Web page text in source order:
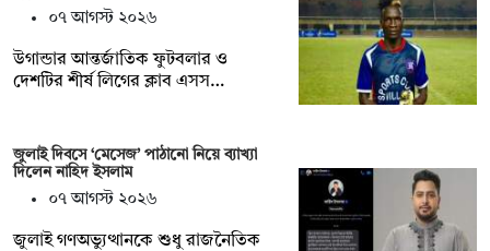
০৭ আগস্ট ২০২৬
উগান্ডার আন্তর্জাতিক ফুটবলার ও
দেশটির শীর্ষ লিগের ক্লাব এসস…
জুলাই দিবসে ‘মেসেজ’ পাঠানো নিয়ে ব্যাখ্যা
দিলেন নাহিদ ইসলাম
০৭ আগস্ট ২০২৬
জুলাই গণঅভ্যুত্থানকে শুধু রাজনৈতিক